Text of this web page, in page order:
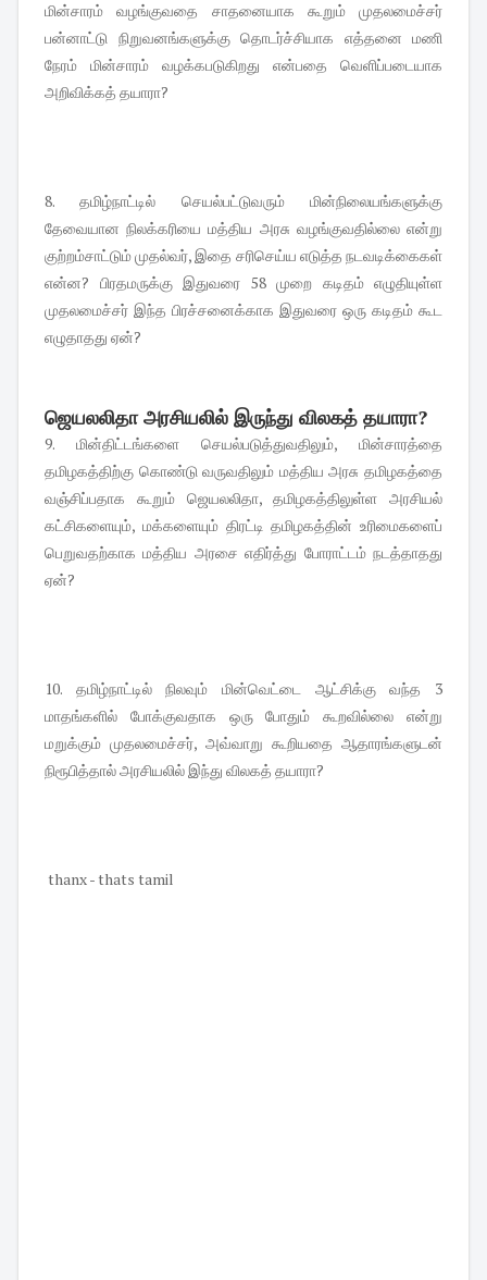
மின்சாரம் வழங்குவதை சாதனையாக கூறும் முதலமைச்சர்
பன்னாட்டு நிறுவனங்களுக்கு தொடர்ச்சியாக எத்தனை மணி
நேரம் மின்சாரம் வழக்கபடுகிறது என்பதை வெளிப்படையாக
அறிவிக்கத் தயாரா?
8. தமிழ்நாட்டில் செயல்பட்டுவரும் மின்நிலையங்களுக்கு
தேவையான நிலக்கரியை மத்திய அரசு வழங்குவதில்லை என்று
குற்றம்சாட்டும் முதல்வர், இதை சரிசெய்ய எடுத்த நடவடிக்கைகள்
என்ன? பிரதமருக்கு இதுவரை 58 முறை கடிதம் எழுதியுள்ள
முதலமைச்சர் இந்த பிரச்சனைக்காக இதுவரை ஒரு கடிதம் கூட
எழுதாதது ஏன்?
ஜெயலலிதா அரசியலில் இருந்து விலகத் தயாரா?
9. மின்திட்டங்களை செயல்படுத்துவதிலும், மின்சாரத்தை
தமிழகத்திற்கு கொண்டு வருவதிலும் மத்திய அரசு தமிழகத்தை
வஞ்சிப்பதாக கூறும் ஜெயலலிதா, தமிழகத்திலுள்ள அரசியல்
கட்சிகளையும், மக்களையும் திரட்டி தமிழகத்தின் உரிமைகளைப்
பெறுவதற்காக மத்திய அரசை எதிர்த்து போராட்டம் நடத்தாதது
ஏன்?
10. தமிழ்நாட்டில் நிலவும் மின்வெட்டை ஆட்சிக்கு வந்த 3
மாதங்களில் போக்குவதாக ஒரு போதும் கூறவில்லை என்று
மறுக்கும் முதலமைச்சர், அவ்வாறு கூறியதை ஆதாரங்களுடன்
நிரூபித்தால் அரசியலில் இந்து விலகத் தயாரா?
thanx - thats tamil